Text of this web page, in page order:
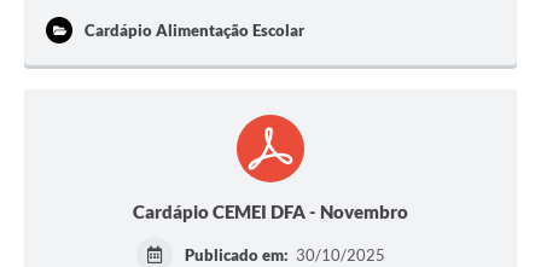
Cardápio Alimentação Escolar
Cardápio CEMEI DFA - Novembro
Publicado em: 30/10/2025